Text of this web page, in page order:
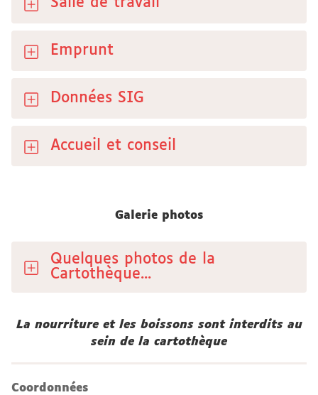
Emprunt
Données SIG
Accueil et conseil
Galerie photos
Quelques photos de la
Cartothèque...
La nourriture et les boissons sont interdits au
sein de la cartothèque
Coordonnées